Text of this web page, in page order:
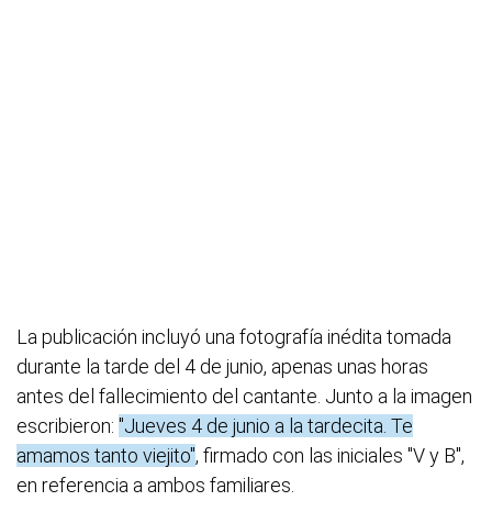
La publicación incluyó una fotografía inédita tomada
durante la tarde del 4 de junio, apenas unas horas
antes del fallecimiento del cantante. Junto a la imagen
escribieron: "Jueves 4 de junio a la tardecita. Te
amamos tanto viejito", firmado con las iniciales "V y B",
en referencia a ambos familiares.